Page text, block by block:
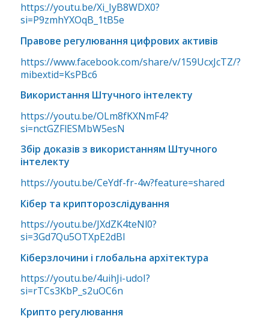
https://youtu.be/Xi_IyB8WDX0?
si=P9zmhYXOqB_1tB5e
Правове регулювання цифрових активів
https://www.facebook.com/share/v/159UcxJcTZ/?
mibextid=KsPBc6
Використання Штучного інтелекту
https://youtu.be/OLm8fKXNmF4?
si=nctGZFlESMbW5esN
Збір доказів з використанням Штучного
інтелекту
https://youtu.be/CeYdf-fr-4w?feature=shared
Кібер та крипторозслідування
https://youtu.be/JXdZK4teNl0?
si=3Gd7Qu5OTXpE2dBl
Кіберзлочини і глобальна архітектура
https://youtu.be/4uihJi-udoI?
si=rTCs3KbP_s2uOC6n
Крипто регулювання